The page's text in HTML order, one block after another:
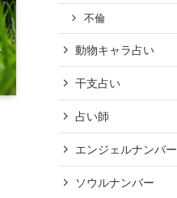
不倫
動物キャラ占い
干支占い
占い師
エンジェルナンバー
ソウルナンバー